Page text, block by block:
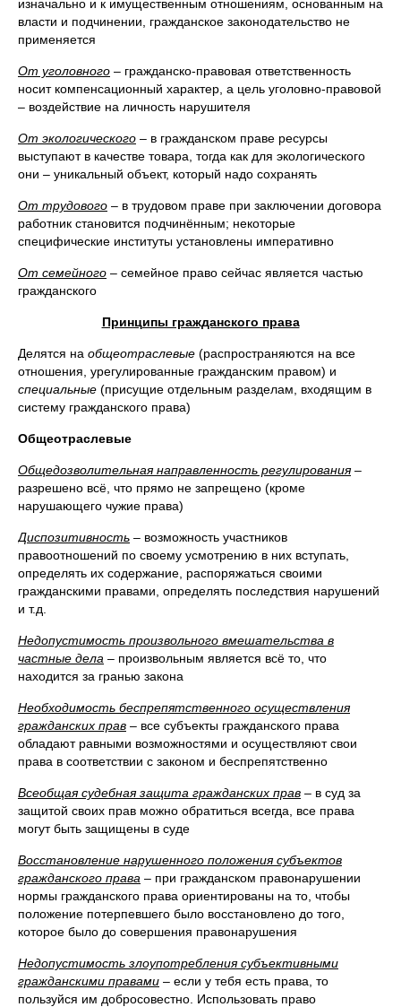
изначально и к имущественным отношениям, основанным на
власти и подчинении, гражданское законодательство не
применяется
От уголовного – гражданско-правовая ответственность
носит компенсационный характер, а цель уголовно-правовой
– воздействие на личность нарушителя
От экологического – в гражданском праве ресурсы
выступают в качестве товара, тогда как для экологического
они – уникальный объект, который надо сохранять
От трудового – в трудовом праве при заключении договора
работник становится подчинённым; некоторые
специфические институты установлены императивно
От семейного – семейное право сейчас является частью
гражданского
Принципы гражданского права
Делятся на общеотраслевые (распространяются на все
отношения, урегулированные гражданским правом) и
специальные (присущие отдельным разделам, входящим в
систему гражданского права)
Общеотраслевые
Общедозволительная направленность регулирования–
разрешено всё, что прямо не запрещено (кроме
нарушающего чужие права)
Диспозитивность – возможность участников
правоотношений по своему усмотрению в них вступать,
определять их содержание, распоряжаться своими
гражданскими правами, определять последствия нарушений
и т.д.
Недопустимость произвольного вмешательства в
частные дела – произвольным является всё то, что
находится за гранью закона
Необходимость беспрепятственного осуществления
гражданских прав – все субъекты гражданского права
обладают равными возможностями и осуществляют свои
права в соответствии с законом и беспрепятственно
Всеобщая судебная защита гражданских прав – в суд за
защитой своих прав можно обратиться всегда, все права
могут быть защищены в суде
Восстановление нарушенного положения субъектов
гражданского права – при гражданском правонарушении
нормы гражданского права ориентированы на то, чтобы
положение потерпевшего было восстановлено до того,
которое было до совершения правонарушения
Недопустимость злоупотребления субъективными
гражданскими правами – если у тебя есть права, то
пользуйся им добросовестно. Использовать право